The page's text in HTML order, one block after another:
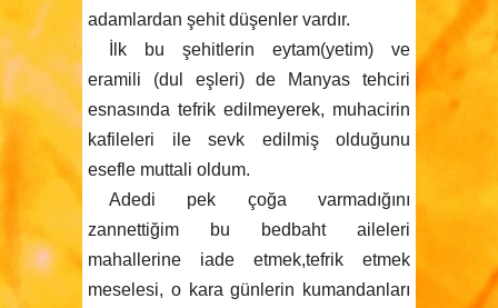
adamlardan şehit düşenler vardır.
İlk bu şehitlerin eytam(yetim) ve
eramili (dul eşleri) de Manyas tehciri
esnasında tefrik edilmeyerek, muhacirin
kafileleri ile sevk edilmiş olduğunu
esefle muttali oldum.
Adedi pek çoğa varmadığını
zannettiğim bu bedbaht aileleri
mahallerine iade etmek,tefrik etmek
meselesi, o kara günlerin kumandanları